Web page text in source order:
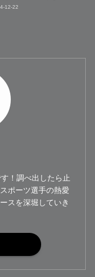
12-22
！調べ出したら止
ポーツ選手の熱愛
スを深堀していき